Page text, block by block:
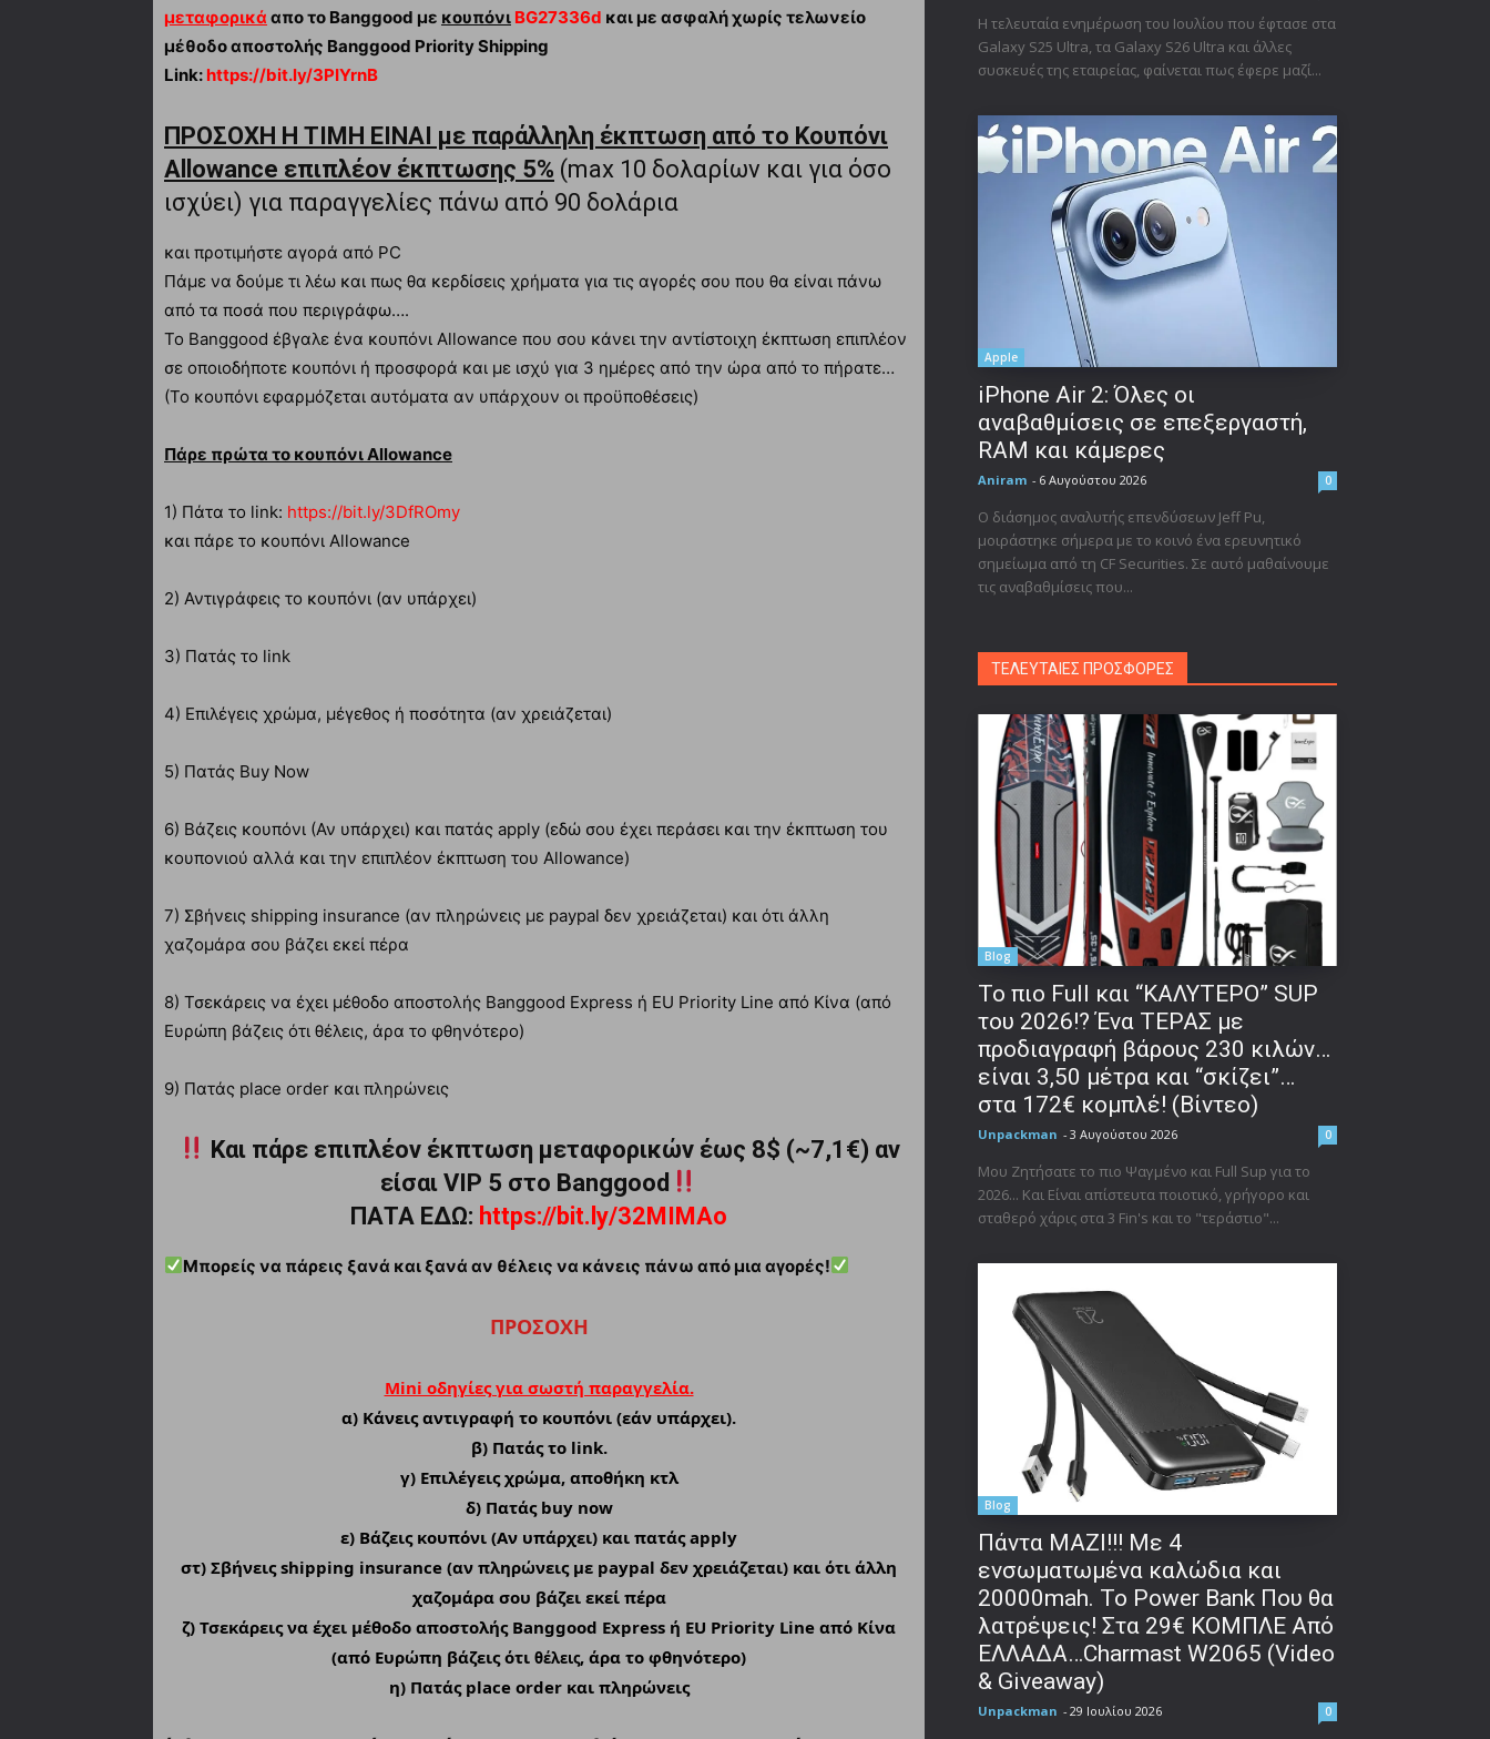
μεταφορικά απο το Banggood με κουπόνι BG27336d και με ασφαλή χωρίς τελωνείο
μέθοδο αποστολής Banggood Priority Shipping
Link: https://bit.ly/3PIYrnB
ΠΡΟΣΟΧΗ Η ΤΙΜΗ ΕΙΝΑΙ με παράλληλη έκπτωση από το Κουπόνι
Allowance επιπλέον έκπτωσης 5% (max 10 δολαρίων και για όσο
ισχύει) για παραγγελίες πάνω από 90 δολάρια
και προτιμήστε αγορά από PC
Πάμε να δούμε τι λέω και πως θα κερδίσεις χρήματα για τις αγορές σου που θα είναι πάνω
από τα ποσά που περιγράφω….
Το Banggood έβγαλε ένα κουπόνι Allowance που σου κάνει την αντίστοιχη έκπτωση επιπλέον
σε οποιοδήποτε κουπόνι ή προσφορά και με ισχύ για 3 ημέρες από την ώρα από το πήρατε…
(Το κουπόνι εφαρμόζεται αυτόματα αν υπάρχουν οι προϋποθέσεις)
Πάρε πρώτα το κουπόνι Allowance
1) Πάτα το link: https://bit.ly/3DfROmy
και πάρε το κουπόνι Allowance
2) Αντιγράφεις το κουπόνι (αν υπάρχει)
3) Πατάς το link
4) Επιλέγεις χρώμα, μέγεθος ή ποσότητα (αν χρειάζεται)
5) Πατάς Buy Now
6) Βάζεις κουπόνι (Αν υπάρχει) και πατάς apply (εδώ σου έχει περάσει και την έκπτωση του
κουπονιού αλλά και την επιπλέον έκπτωση του Allowance)
7) Σβήνεις shipping insurance (αν πληρώνεις με paypal δεν χρειάζεται) και ότι άλλη
χαζομάρα σου βάζει εκεί πέρα
8) Τσεκάρεις να έχει μέθοδο αποστολής Banggood Express ή EU Priority Line από Κίνα (από
Ευρώπη βάζεις ότι θέλεις, άρα το φθηνότερο)
9) Πατάς place order και πληρώνεις
Και πάρε επιπλέον έκπτωση μεταφορικών έως 8$ (~7,1€) αν
είσαι VIP 5 στο Banggood
ΠΑΤΑ ΕΔΩ: https://bit.ly/32MIMAo
Μπορείς να πάρεις ξανά και ξανά αν θέλεις να κάνεις πάνω από μια αγορές!
ΠΡΟΣΟΧΗ
Mini οδηγίες για σωστή παραγγελία.
α) Κάνεις αντιγραφή το κουπόνι (εάν υπάρχει).
β) Πατάς το link.
γ) Επιλέγεις χρώμα, αποθήκη κτλ
δ) Πατάς buy now
ε) Βάζεις κουπόνι (Αν υπάρχει) και πατάς apply
στ) Σβήνεις shipping insurance (αν πληρώνεις με paypal δεν χρειάζεται) και ότι άλλη
χαζομάρα σου βάζει εκεί πέρα
ζ) Τσεκάρεις να έχει μέθοδο αποστολής Banggood Express ή EU Priority Line από Κίνα
(από Ευρώπη βάζεις ότι θέλεις, άρα το φθηνότερο)
η) Πατάς place order και πληρώνεις
Η τελευταία ενημέρωση του Ιουλίου που έφτασε στα
Galaxy S25 Ultra, τα Galaxy S26 Ultra και άλλες
συσκευές της εταιρείας, φαίνεται πως έφερε μαζί...
Apple
iPhone Air 2: Όλες οι
αναβαθμίσεις σε επεξεργαστή,
RAM και κάμερες
Aniram - 6 Αυγούστου 2026 0
Ο διάσημος αναλυτής επενδύσεων Jeff Pu,
μοιράστηκε σήμερα με το κοινό ένα ερευνητικό
σημείωμα από τη CF Securities. Σε αυτό μαθαίνουμε
τις αναβαθμίσεις που...
ΤΕΛΕΥΤΑΙΕΣ ΠΡΟΣΦΟΡΕΣ
Blog
To πιο Full και “ΚΑΛΥΤΕΡΟ” SUP
του 2026!? Ένα ΤΕΡΑΣ με
προδιαγραφή βάρους 230 κιλών…
είναι 3,50 μέτρα και “σκίζει”…
στα 172€ κομπλέ! (Βίντεο)
Unpackman - 3 Αυγούστου 2026 0
Μου Ζητήσατε το πιο Ψαγμένο και Full Sup για το
2026... Και Είναι απίστευτα ποιοτικό, γρήγορο και
σταθερό χάρις στα 3 Fin's και το "τεράστιο"...
Blog
Πάντα ΜΑΖΙ!!! Με 4
ενσωματωμένα καλώδια και
20000mah. Το Power Bank Που θα
λατρέψεις! Στα 29€ ΚΟΜΠΛΕ Από
ΕΛΛΑΔΑ…Charmast W2065 (Video
& Giveaway)
Unpackman - 29 Ιουλίου 2026 0